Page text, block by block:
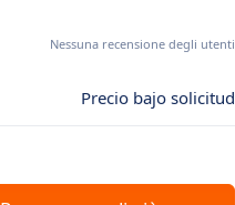
Nessuna recensione degli utenti
Precio bajo solicitud